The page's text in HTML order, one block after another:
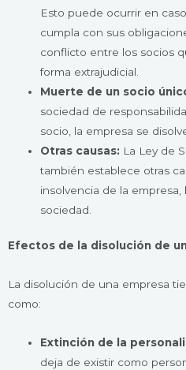
Esto puede ocurrir en
cumpla con sus
conflicto entre los socios
forma extrajudicial.
Muerte de un socio
sociedad de
socio, la empresa se
Otras causas: La Ley de
también establece otras
insolvencia de la
sociedad.
Efectos de la disolución de
La disolución de una empresa
como:
Extinción de la
deja de existir como